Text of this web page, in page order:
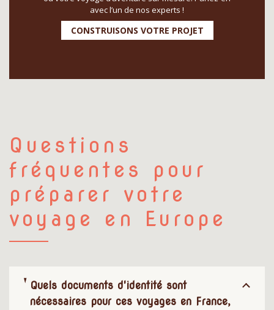
avec l’un de nos experts !
CONSTRUISONS VOTRE PROJET
Questions
fréquentes pour
préparer votre
voyage en Europe
Quels documents d'identité sont
nécessaires pour ces voyages en France,